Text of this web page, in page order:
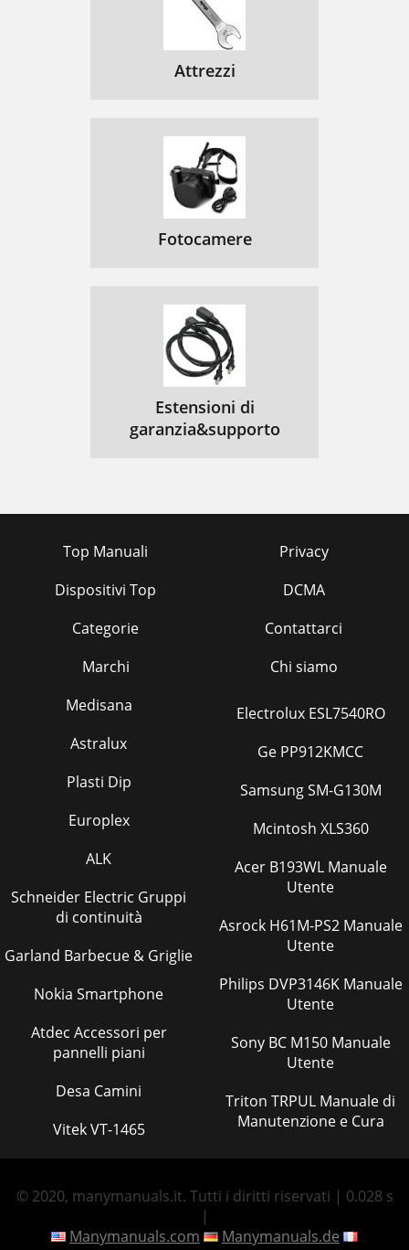
Attrezzi
Fotocamere
Estensioni di
garanzia&supporto
Top Manuali
Dispositivi Top
Categorie
Marchi
Privacy
DCMA
Contattarci
Chi siamo
Medisana
Astralux
Plasti Dip
Europlex
ALK
Schneider Electric Gruppi
di continuità
Garland Barbecue & Griglie
Nokia Smartphone
Atdec Accessori per
pannelli piani
Desa Camini
Vitek VT-1465
Electrolux ESL7540RO
Ge PP912KMCC
Samsung SM-G130M
Mcintosh XLS360
Acer B193WL Manuale
Utente
Asrock H61M-PS2 Manuale
Utente
Philips DVP3146K Manuale
Utente
Sony BC M150 Manuale
Utente
Triton TRPUL Manuale di
Manutenzione e Cura
© 2020, manymanuals.it. Tutti i diritti riservati | 0.028 s
|
Manymanuals.com
Manymanuals.de